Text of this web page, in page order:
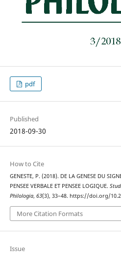
pdf
Published
2018-09-30
How to Cite
GENESTE, P. (2018). DE LA GENESE DU
PENSEE VERBALE ET PENSEE LOGIQUE.
Philologia, 63(3), 33–48. https://doi.org/
More Citation Formats
Issue